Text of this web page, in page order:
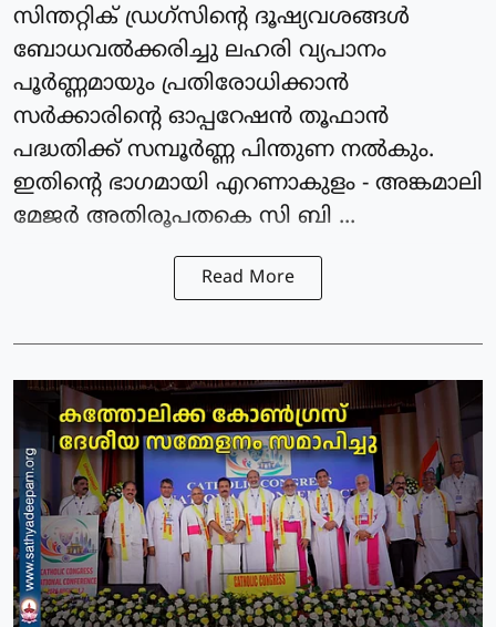
സിന്തറ്റിക് ഡ്രഗ്സിൻ്റെ ദൂഷ്യവശങ്ങൾ
ബോധവൽക്കരിച്ചു ലഹരി വ്യപാനം
പൂർണ്ണമായും പ്രതിരോധിക്കാൻ
സർക്കാരിൻ്റെ ഓപ്പറേഷൻ തൂഫാൻ
പദ്ധതിക്ക് സമ്പൂർണ്ണ പിന്തുണ നൽകും.
ഇതിൻ്റെ ഭാഗമായി എറണാകുളം - അങ്കമാലി
മേജർ അതിരൂപതകെ സി ബി ...
Read More